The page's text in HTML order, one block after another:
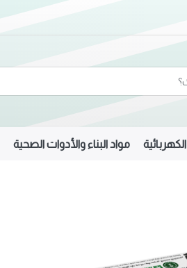
الكهربائية مواد البناء والأدوات الصحية